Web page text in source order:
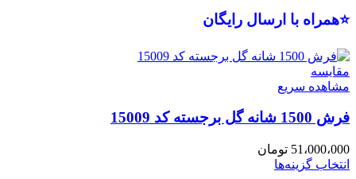
⭐همراه با ارسال رایگان
مقایسه
مشاهده سریع
فرش 1500 شانه گل برجسته کد 15009
51،000،000 تومان
انتخاب گزینه‌ها